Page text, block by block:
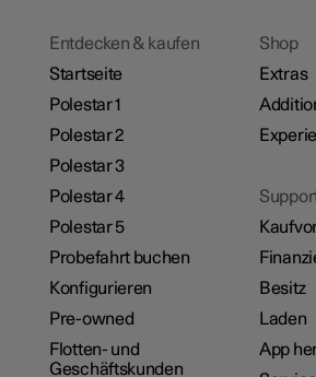
Entdecken & kaufen
Startseite
Polestar 1
Polestar 2
Polestar 3
Polestar 4
Polestar 5
Probefahrt buchen
Konfigurieren
Pre-owned
Flotten- und
Geschäftskunden
Shop
Extras
Besitz
Laden
App